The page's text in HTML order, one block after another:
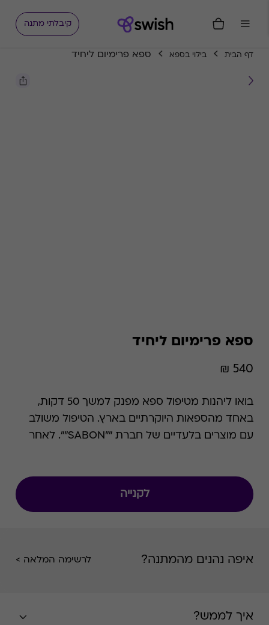
קיבלתי מתנה
דף הבית בילוי בספא ספא פרימיום ליחיד
ספא פרימיום ליחיד
540 ₪
בואו ליהנות מטיפול ספא מפנק למשך 50 דקות,
באחד מהספאות היוקרתיים בארץ. הטיפול משולב
עם מוצרים בלעדיים של חברת ""SABON"". לאחר
בכל ימי הפעילות בתיאום מראש ובכפוף לזמינות
לקנייה
איפה נהנים מהמתנה? לרשימה המלאה >
איך לממש?